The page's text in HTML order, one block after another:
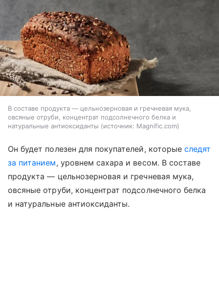
В составе продукта — цельнозерновая и гречневая мука,
овсяные отруби, концентрат подсолнечного белка и
натуральные антиоксиданты
источник: Magnific.com
Он будет полезен для покупателей, которыеследят
за питанием, уровнем сахара и весом. В составе
продукта — цельнозерновая и гречневая мука,
овсяные отруби, концентрат подсолнечного белка
и натуральные антиоксиданты.